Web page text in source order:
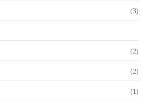
(3)
(2)
(2)
(1)